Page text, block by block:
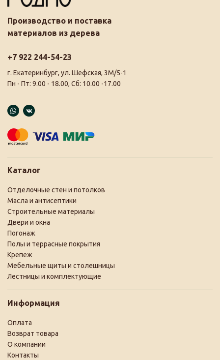
Производство и поставка
материалов из дерева
+7 922 244-54-23
г. Екатеринбург, ул. Шефская, 3М/5-1
Пн - Пт: 9.00 - 18.00, Сб: 10.00 -17.00
Каталог
Отделочные стен и потолков
Масла и антисептики
Строительные материалы
Двери и окна
Погонаж
Полы и террасные покрытия
Крепеж
Мебельные щиты и столешницы
Лестницы и комплектующие
Информация
Оплата
Возврат товара
О компании
Контакты